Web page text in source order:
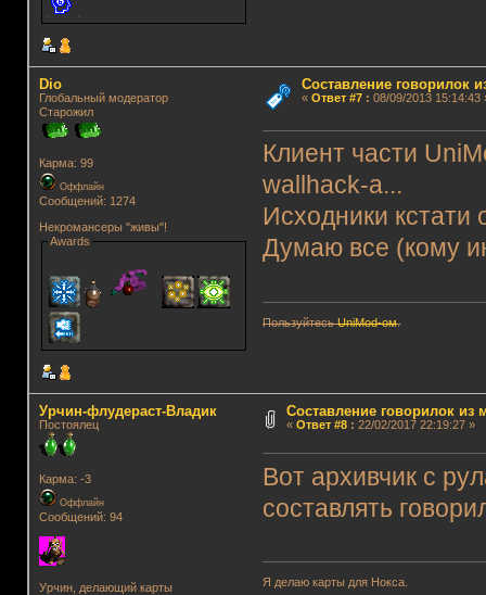
Dio
Глобальный модератор
Старожил
Карма: 99
Оффлайн
Сообщений: 1274
Некромансеры "живы"!
Awards
Составление говорилок
« Ответ #7: 08/09/2013 15:14:43
Клиент части
wallhack-a...
Исходники
Думаю все (кому
ПользуйтесьUniMod-ом.
Урчин-флудераст-Владик
Постоялец
Карма: -3
Оффлайн
Сообщений: 94
Урчин, делающий карты
Составление говорилок из
« Ответ #8: 22/02/2017 22:19:27 »
Вот архивчик с
составлять
Я делаю карты для Нокса.